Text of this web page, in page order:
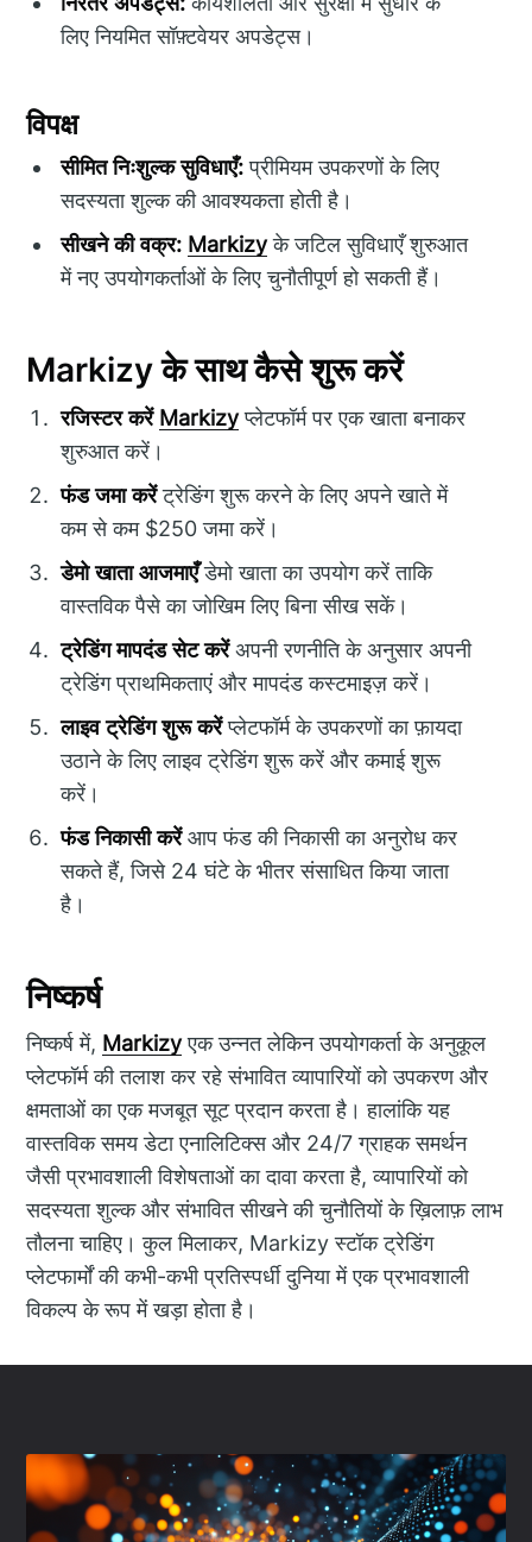
लिए नियमित सॉफ़्टवेयर अपडेट्स।
विपक्ष
सीमित निःशुल्क सुविधाएँ:प्रीमियम उपकरणों के लिए
सदस्यता शुल्क की आवश्यकता होती है।
सीखने की वक्र: Markizyके जटिल सुविधाएँ शुरुआत
में नए उपयोगकर्ताओं के लिए चुनौतीपूर्ण हो सकती हैं।
Markizy के साथ कैसे शुरू करें
रजिस्टर करें Markizyप्लेटफॉर्म पर एक खाता बनाकर
शुरुआत करें।
फंड जमा करेंट्रेङिंग शुरू करने के लिए अपने खाते में
कम से कम $250 जमा करें।
डेमो खाता आजमाएँडेमो खाता का उपयोग करें ताकि
वास्तविक पैसे का जोखिम लिए बिना सीख सकें।
ट्रेडिंग मापदंड सेट करेंअपनी रणनीति के अनुसार अपनी
ट्रेडिंग प्राथमिकताएं और मापदंड कस्टमाइज़ करें।
लाइव ट्रेडिंग शुरू करेंप्लेटफॉर्म के उपकरणों का फ़ायदा
उठाने के लिए लाइव ट्रेडिंग शुरू करें और कमाई शुरू
करें।
फंड निकासी करेंआप फंड की निकासी का अनुरोध कर
सकते हैं, जिसे 24 घंटे के भीतर संसाधित किया जाता
है।
निष्कर्ष
निष्कर्ष में, Markizyएक उन्नत लेकिन उपयोगकर्ता के अनुकूल
प्लेटफॉर्म की तलाश कर रहे संभावित व्यापारियों को उपकरण और
क्षमताओं का एक मजबूत सूट प्रदान करता है। हालांकि यह
वास्तविक समय डेटा एनालिटिक्स और 24/7 ग्राहक समर्थन
जैसी प्रभावशाली विशेषताओं का दावा करता है, व्यापारियों को
सदस्यता शुल्क और संभावित सीखने की चुनौतियों के ख़िलाफ़ लाभ
तौलना चाहिए। कुल मिलाकर, Markizy स्टॉक ट्रेडिंग
प्लेटफार्मों की कभी-कभी प्रतिस्पर्धी दुनिया में एक प्रभावशाली
विकल्प के रूप में खड़ा होता है।